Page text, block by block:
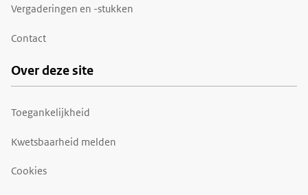
Vergaderingen en -stukken
Contact
Over deze site
Toegankelijkheid
Kwetsbaarheid melden
Cookies